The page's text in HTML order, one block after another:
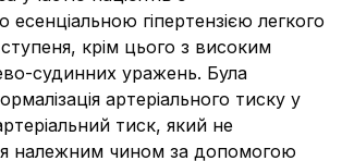
гіпертензією легкого
крім цього з високим
судинних уражень. Була
артеріального тиску у
тиск, який не
належним чином за допомогою